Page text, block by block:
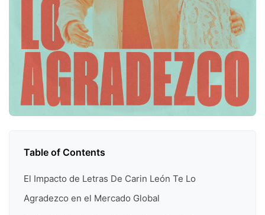
Table of Contents
El Impacto de Letras De Carin León Te Lo
Agradezco en el Mercado Global